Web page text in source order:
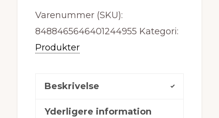
Varenummer (SKU):
8488465646401244955 Kategori:
Produkter
Beskrivelse
Yderligere information